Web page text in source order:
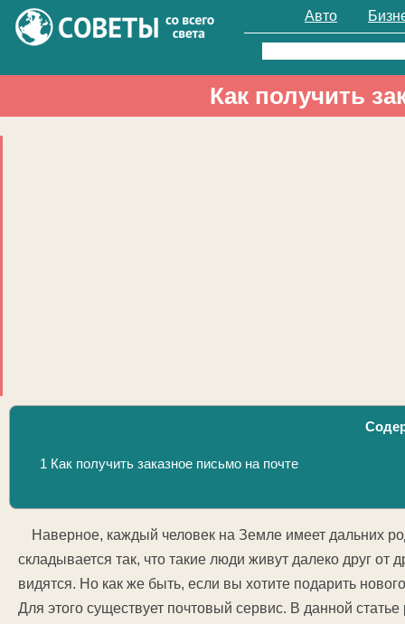
Авто
Найти:
Как получить
1 Как получить заказное письмо на почте
Наверное, каждый человек на Земле имеет дальних
складывается так, что такие люди живут далеко друг от
видятся. Но как же быть, если вы хотите подарить
Для этого существует почтовый сервис. В данной